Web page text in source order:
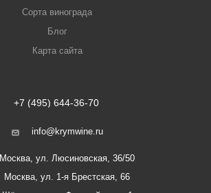
Сорта винограда
Блог
Карта сайта
+7 (495) 644-36-70
info@krymwine.ru
Москва, ул. Люсиновская, 36/50
Москва, ул. 1-я Брестская, 66